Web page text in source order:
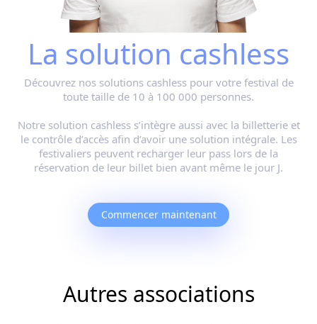
La solution cashless
Découvrez nos solutions cashless pour votre festival de
toute taille de 10 à 100 000 personnes.
Notre solution cashless s’intègre aussi avec la billetterie et
le contrôle d’accès afin d’avoir une solution intégrale. Les
festivaliers peuvent recharger leur pass lors de la
réservation de leur billet bien avant même le jour J.
Commencer maintenant
Autres associations